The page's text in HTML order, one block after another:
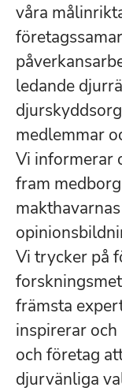
våra
ledande
medlemmar
Vi informerar
fram
Vi trycker på
främsta
inspirerar
och företag
djurvänliga